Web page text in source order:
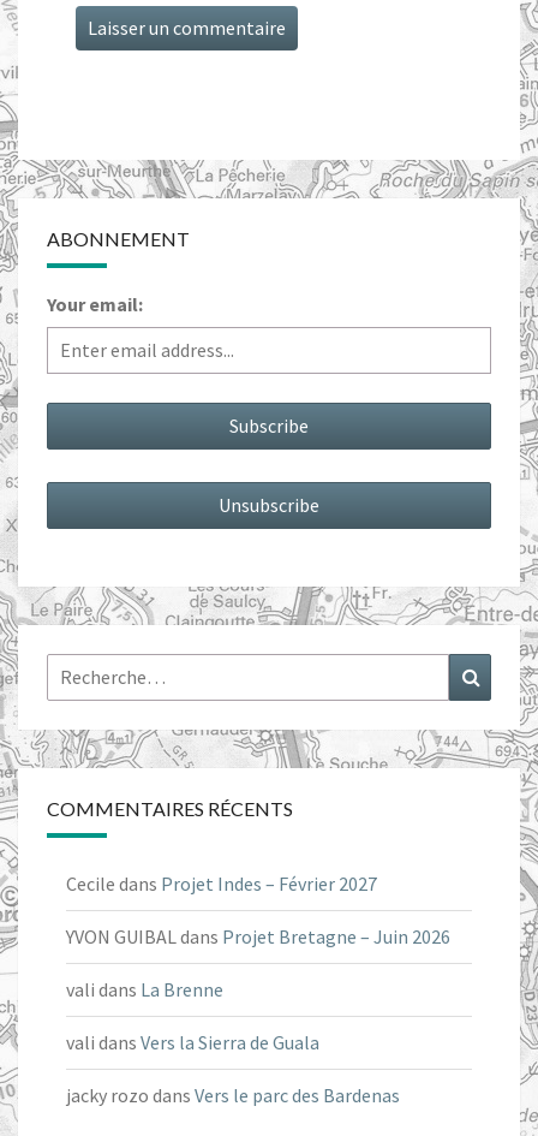
ABONNEMENT
Your email:
Rechercher :
COMMENTAIRES RÉCENTS
Cecile dans Projet Indes – Février 2027
YVON GUIBALdans Projet Bretagne – Juin 2026
vali dans La Brenne
vali dans Vers la Sierra de Guala
jacky rozo dans Vers le parc des Bardenas